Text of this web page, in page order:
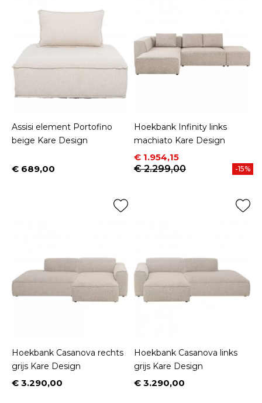
Assisi element Portofino
beige Kare Design
Prijs
€ 689,00
Hoekbank Infinity links
machiato Kare Design
Prijs
€ 1.954,15
Normale prijs
€ 2.299,00
-15%
Hoekbank Casanova rechts
grijs Kare Design
Prijs
€ 3.290,00
Hoekbank Casanova links
grijs Kare Design
Prijs
€ 3.290,00